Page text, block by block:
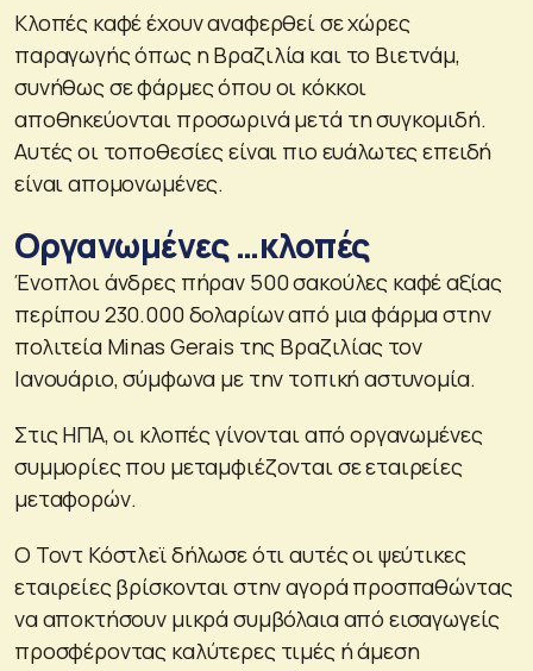
Κλοπές καφέ έχουν αναφερθεί σε χώρες
παραγωγής όπως η Βραζιλία και το Βιετνάμ,
συνήθως σε φάρμες όπου οι κόκκοι
αποθηκεύονται προσωρινά μετά τη συγκομιδή.
Αυτές οι τοποθεσίες είναι πιο ευάλωτες επειδή
είναι απομονωμένες.
Οργανωμένες …κλοπές
Ένοπλοι άνδρες πήραν 500 σακούλες καφέ αξίας
περίπου 230.000 δολαρίων από μια φάρμα στην
πολιτεία Minas Gerais της Βραζιλίας τον
Ιανουάριο, σύμφωνα με την τοπική αστυνομία.
Στις ΗΠΑ, οι κλοπές γίνονται από οργανωμένες
συμμορίες που μεταμφιέζονται σε εταιρείες
μεταφορών.
Ο Τοντ Κόστλεϊ δήλωσε ότι αυτές οι ψεύτικες
εταιρείες βρίσκονται στην αγορά προσπαθώντας
να αποκτήσουν μικρά συμβόλαια από εισαγωγείς
προσφέροντας καλύτερες τιμές ή άμεση